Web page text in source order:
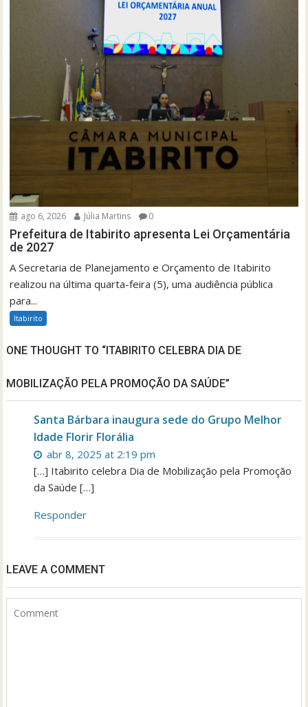
ago 6, 2026 Júlia Martins 0
Prefeitura de Itabirito apresenta Lei Orçamentária
de 2027
A Secretaria de Planejamento e Orçamento de Itabirito
realizou na última quarta-feira (5), uma audiência pública
para...
Itabirito
ONE THOUGHT TO “ITABIRITO CELEBRA DIA DE
MOBILIZAÇÃO PELA PROMOÇÃO DA SAÚDE”
Santa Bárbara inaugura sede do Grupo Melhor
Idade Florir Florália
abr 8, 2025 at 2:19 pm
[…] Itabirito celebra Dia de Mobilização pela Promoção
da Saúde […]
Responder
LEAVE A COMMENT